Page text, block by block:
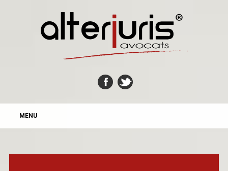
MAIN MENU
MENU